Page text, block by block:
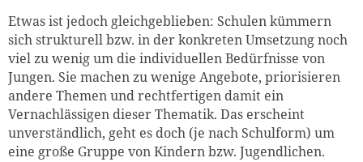
Etwas ist jedoch gleichgeblieben: Schulen kümmern
sich strukturell bzw. in der konkreten Umsetzung noch
viel zu wenig um die individuellen Bedürfnisse von
Jungen. Sie machen zu wenige Angebote, priorisieren
andere Themen und rechtfertigen damit ein
Vernachlässigen dieser Thematik. Das erscheint
unverständlich, geht es doch (je nach Schulform) um
eine große Gruppe von Kindern bzw. Jugendlichen.